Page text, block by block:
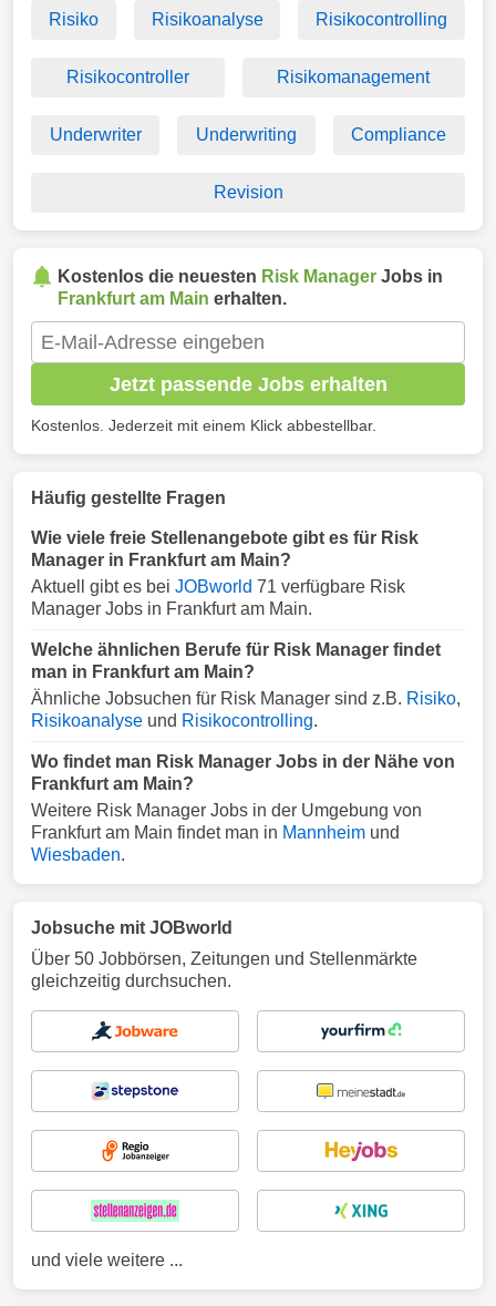
Risiko Risikoanalyse Risikocontrolling
Risikocontroller Risikomanagement
Underwriter Underwriting Compliance
Revision
Kostenlos die neuesten Risk Manager Jobs in
Frankfurt am Main erhalten.
Jetzt passende Jobs erhalten
Kostenlos. Jederzeit mit einem Klick abbestellbar.
Häufig gestellte Fragen
Wie viele freie Stellenangebote gibt es für Risk
Manager in Frankfurt am Main?
Aktuell gibt es bei JOBworld 71 verfügbare Risk
Manager Jobs in Frankfurt am Main.
Welche ähnlichen Berufe für Risk Manager findet
man in Frankfurt am Main?
Ähnliche Jobsuchen für Risk Manager sind z.B. Risiko,
Risikoanalyse und Risikocontrolling.
Wo findet man Risk Manager Jobs in der Nähe von
Frankfurt am Main?
Weitere Risk Manager Jobs in der Umgebung von
Frankfurt am Main findet man in Mannheim und
Wiesbaden.
Jobsuche mit JOBworld
Über 50 Jobbörsen, Zeitungen und Stellenmärkte
gleichzeitig durchsuchen.
und viele weitere ...